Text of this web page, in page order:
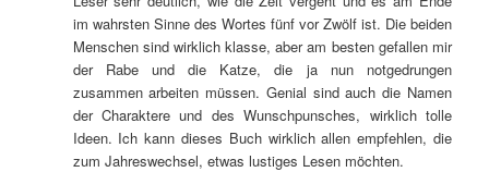
im wahrsten Sinne des Wortes fünf vor Zwölf ist. Die beiden
Menschen sind wirklich klasse, aber am besten gefallen mir
der Rabe und die Katze, die ja nun notgedrungen
zusammen arbeiten müssen. Genial sind auch die Namen
der Charaktere und des Wunschpunsches, wirklich tolle
Ideen. Ich kann dieses Buch wirklich allen empfehlen, die
zum Jahreswechsel, etwas lustiges Lesen möchten.